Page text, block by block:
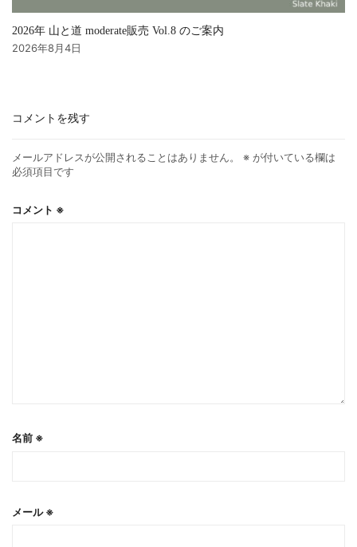
2026年 山と道 moderate販売 Vol.8 のご案内
2026年8月4日
コメントを残す
メールアドレスが公開されることはありません。 ※ が付いている欄は
必須項目です
コメント ※
名前 ※
メール※